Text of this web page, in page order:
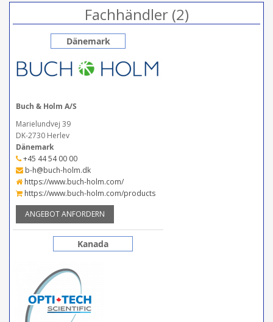
Fachhändler (2)
Dänemark
Buch & Holm A/S
Marielundvej 39
DK-2730 Herlev
Dänemark
+45 44 54 00 00
b-h@buch-holm.dk
https://www.buch-holm.com/
https://www.buch-holm.com/products
ANGEBOT ANFORDERN
Kanada